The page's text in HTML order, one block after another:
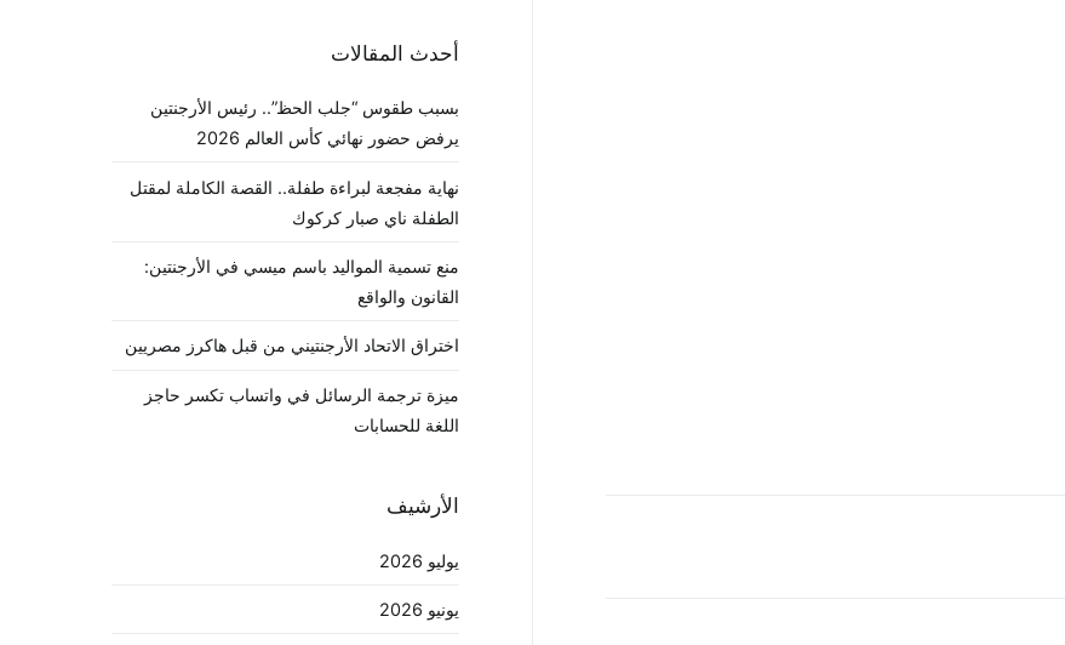
أحدث المقالات
بسبب طقوس “جلب الحظ”.. رئيس الأرجنتين
يرفض حضور نهائي كأس العالم 2026
نهاية مفجعة لبراءة طفلة.. القصة الكاملة لمقتل
الطفلة ناي صبار كركوك
منع تسمية المواليد باسم ميسي في الأرجنتين:
القانون والواقع
اختراق الاتحاد الأرجنتيني من قبل هاكرز مصريين
ميزة ترجمة الرسائل في واتساب تكسر حاجز
اللغة للحسابات
الأرشيف
يوليو 2026
يونيو 2026